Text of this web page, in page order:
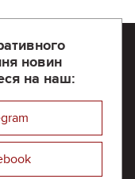
новин
на наш: